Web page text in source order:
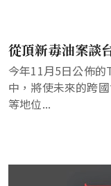
從頂新毒油案談
今年11月5日公佈
中，將使未來的跨
等地位...